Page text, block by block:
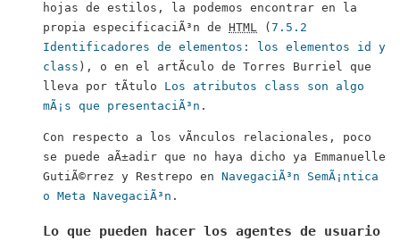
hojas de estilos, la podemos encontrar en la
propia especificaciÃ³n de HTML ( 7.5.2
Identificadores de elementos: los elementos id y
class ), o en el artÃ­culo de Torres Burriel que
lleva por tÃ­tulo Los atributos class son algo
mÃ¡s que presentaciÃ³n .
Con respecto a los vÃ­nculos relacionales, poco
se puede aÃ±adir que no haya dicho ya Emmanuelle
GutiÃ©rrez y Restrepo en NavegaciÃ³n SemÃ¡ntica
o Meta NavegaciÃ³n .
Lo que pueden hacer los agentes de usuario